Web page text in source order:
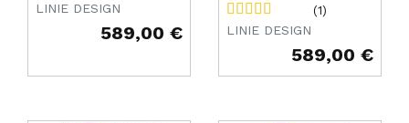
LINIE DESIGN
589,00 €
(1)
LINIE DESIGN
589,00 €